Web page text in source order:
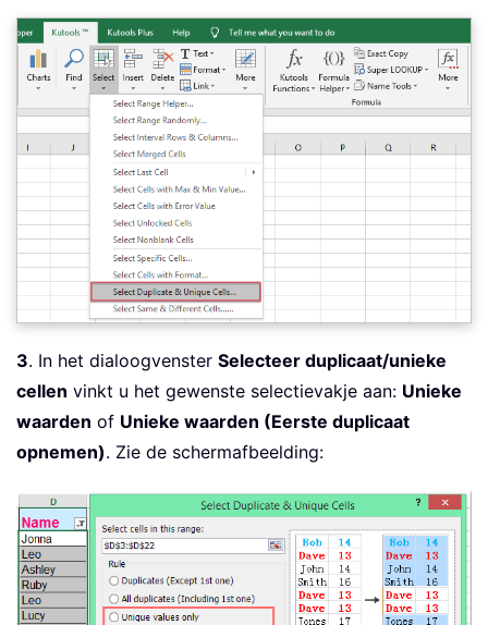
3. In het dialoogvenster Selecteer duplicaat/unieke
cellen vinkt u het gewenste selectievakje aan: Unieke
waarden of Unieke waarden (Eerste duplicaat
opnemen). Zie de schermafbeelding: